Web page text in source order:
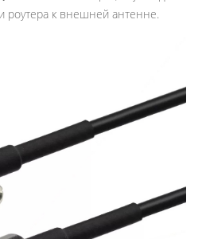
роутера к внешней антенне.